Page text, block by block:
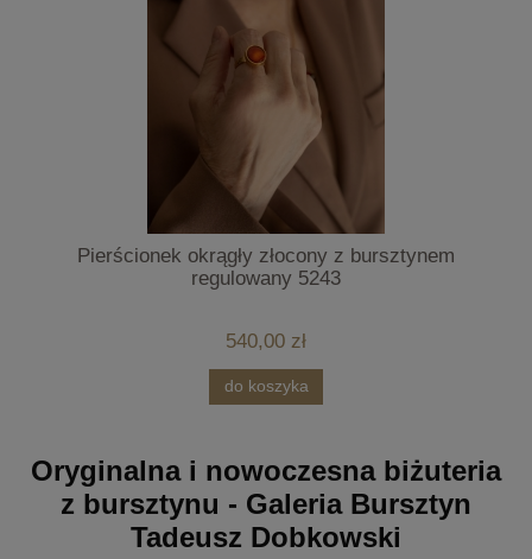
Pierścionek okrągły złocony z bursztynem
regulowany 5243
540,00 zł
do koszyka
Oryginalna i nowoczesna biżuteria
z bursztynu - Galeria Bursztyn
Tadeusz Dobkowski